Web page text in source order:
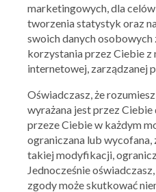
marketingowych, dla
tworzenia statystyk oraz
swoich danych
korzystania przez Ciebie z
internetowej, zarządzanej
Oświadczasz, że
wyrażana jest przez
przeze Ciebie w każdym
ograniczana lub
takiej modyfikacji,
Jednocześnie
zgody może skutkować